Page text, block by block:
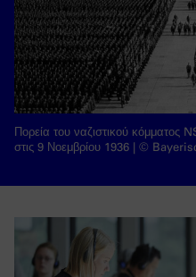
Πορεία του ναζιστικού
στις 9 Νοεμβρίου 1936 | ©